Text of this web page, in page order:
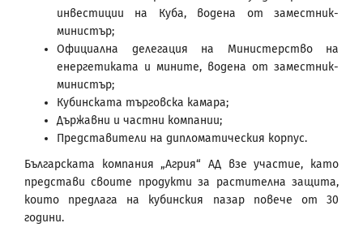
инвестиции на Куба, водена от заместник-
министър;
Официална делегация на Министерство на
енергетиката и мините, водена от заместник-
министър;
Кубинската търговска камара;
Държавни и частни компании;
Представители на дипломатическия корпус.
Българската компания „Агрия“ АД взе участие, като
представи своите продукти за растителна защита,
които предлага на кубинския пазар повече от 30
години.